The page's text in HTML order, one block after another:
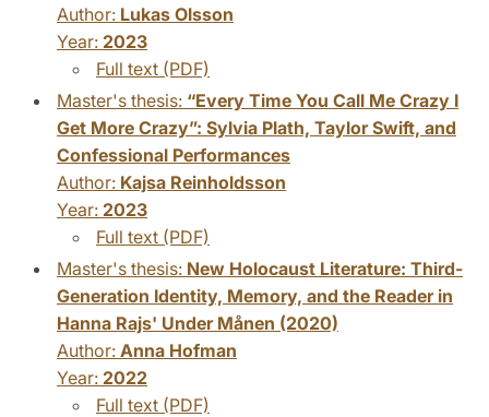
Author: Lukas Olsson
Year: 2023
Full text (PDF)
Master's thesis: “Every Time You Call Me Crazy I
Get More Crazy”: Sylvia Plath, Taylor Swift, and
Confessional Performances
Author: Kajsa Reinholdsson
Year: 2023
Full text (PDF)
Master's thesis: New Holocaust Literature: Third-
Generation Identity, Memory, and the Reader in
Hanna Rajs' Under Månen (2020)
Author: Anna Hofman
Year: 2022
Full text (PDF)